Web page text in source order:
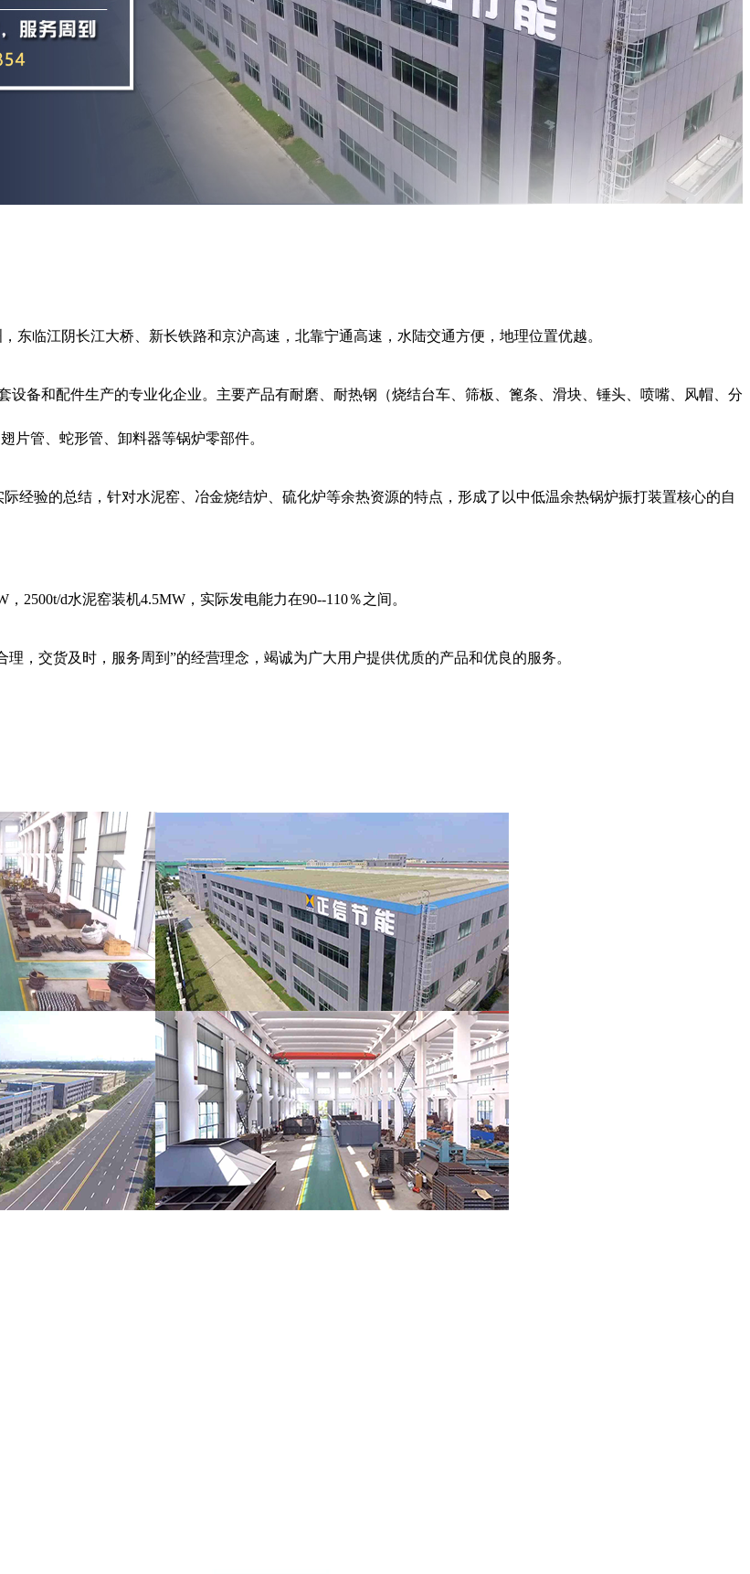
临江阴长江大桥、新长铁路和京沪高速，北靠宁通高速，水陆交通方便，地理位置优越。
备和配件生产的专业化企业。主要产品有耐磨、耐热钢（烧结台车、筛板、篦条、滑块、锤头、喷嘴、风帽、分
片管、蛇形管、卸料器等锅炉零部件。
经验的总结，针对水泥窑、冶金烧结炉、硫化炉等余热资源的特点，形成了以中低温余热锅炉振打装置核心的自
2500t/d水泥窑装机4.5MW，实际发电能力在90--110％之间。
，交货及时，服务周到”的经营理念，竭诚为广大用户提供优质的产品和优良的服务。